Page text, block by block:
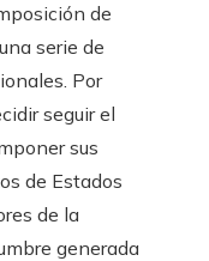
de
serie de
Por
seguir el
sus
de Estados
de la
generada